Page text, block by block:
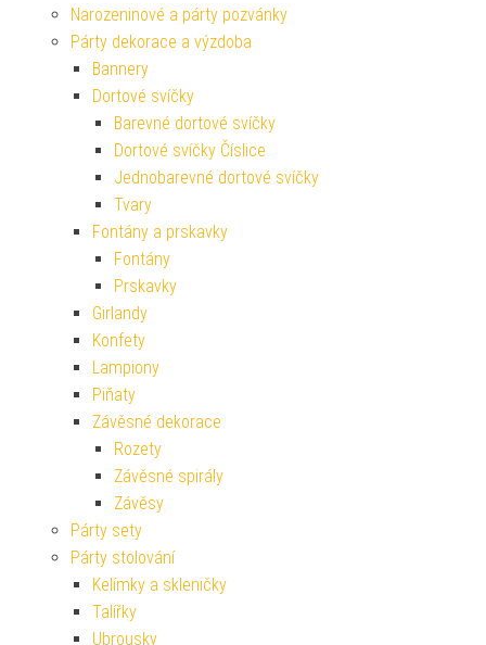
Narozeninové a párty pozvánky
Párty dekorace a výzdoba
Bannery
Dortové svíčky
Barevné dortové svíčky
Dortové svíčky Číslice
Jednobarevné dortové svíčky
Tvary
Fontány a prskavky
Fontány
Prskavky
Girlandy
Konfety
Lampiony
Piňaty
Závěsné dekorace
Rozety
Závěsné spirály
Závěsy
Párty sety
Párty stolování
Kelímky a skleničky
Talířky
Ubrousky